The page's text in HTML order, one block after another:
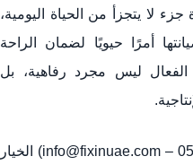
لا يتجزأ من الحياة اليومية،
أمرًا حيويًا لضمان الراحة
الفعال ليس مجرد رفاهية، بل
يعد مركز معتمد فيكس (0581781705 – info@fixinuae.com) الخيار